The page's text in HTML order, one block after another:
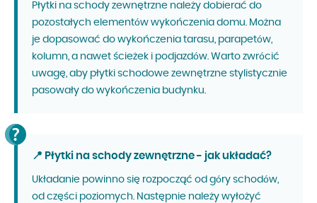
Płytki na schody zewnętrzne należy dobierać do
pozostałych elementów wykończenia domu. Można
je dopasować do wykończenia tarasu, parapetów,
kolumn, a nawet ścieżek i podjazdów. Warto zwrócić
uwagę, aby płytki schodowe zewnętrzne stylistycznie
pasowały do wykończenia budynku.
📍 Płytki na schody zewnętrzne - jak układać?
Układanie powinno się rozpocząć od góry schodów,
od części poziomych. Następnie należy wyłożyć